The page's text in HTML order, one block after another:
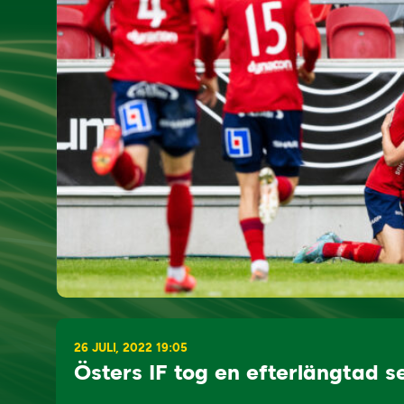
26 JULI, 2022 19:05
Östers IF tog en efterlängtad